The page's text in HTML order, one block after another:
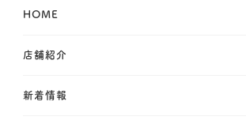
HOME
店舗紹介
新着情報